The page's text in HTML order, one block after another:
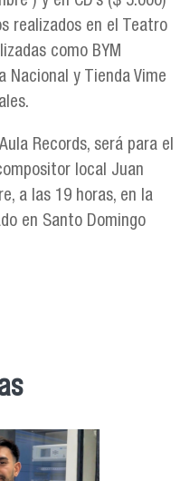
realizados en el Teatro
como BYM
Nacional y Tienda Vime
Records, será para el
local Juan
a las 19 horas, en la
en Santo Domingo